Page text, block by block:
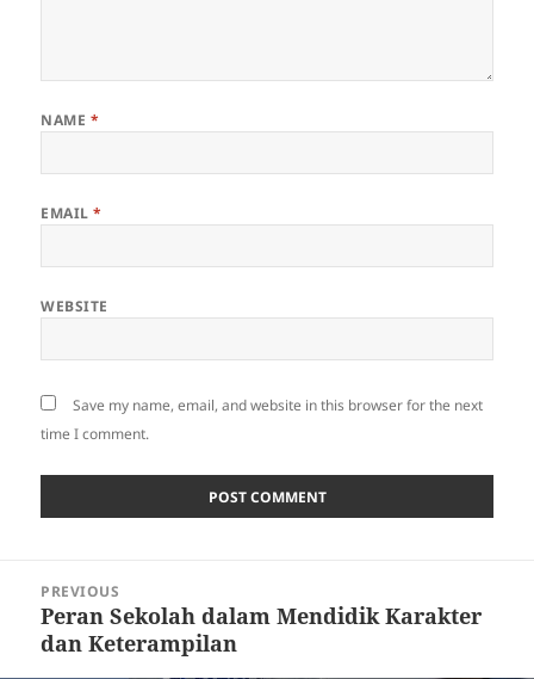
NAME *
EMAIL*
WEBSITE
Save my name, email, and website in this browser for the next
time I comment.
navigation
PREVIOUS
Previous
post:
Peran Sekolah dalam Mendidik Karakter
dan Keterampilan